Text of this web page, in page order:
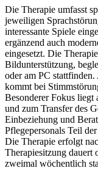
Die Therapie umfasst
jeweiligen
interessante Spiele
ergänzend auch
eingesetzt. Die
Bildunterstützung,
oder am PC
kommt bei
Besonderer Fokus liegt
und zum Transfer des
Einbeziehung und
Pflegepersonals Teil
Die Therapie erfolgt
Therapiesitzung dauert
zweimal wöchentlich